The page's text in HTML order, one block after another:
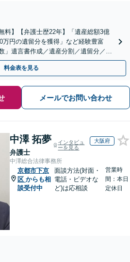
料】【弁護士歴22年】「遺産総額3億
万円の遺留分を獲得」など経験豊富
」遺言書作成／遺産分割／遺留分／相
】【完全個室対応】
料金表を見る
メールでお問い合わせ
中澤 拓夢
弁護士
インタビュ
ーを見る
大阪府
中澤総合法律事務所
京都市下京
区 からも相
談受付中
面談方法(対面・
電話・ビデオな
ど)は応相談
営業時
間：本日
定休日